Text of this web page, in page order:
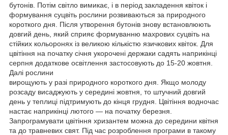
бутонів. Потім світло вимикає, і в період закладення квіток і
формування суцвіть рослини розвиваються за природного
короткого дня. Після утворення бутонів знову встановлюють
довгий день, який сприяє формуванню махрових суцвіть на
стійких кольоронях із великою кількістю язичкових квіток. Для
цвітіння на початку січня укорочені держаки садять наприкінці
серпня додаткове освітлення застосовують до 15-20 жовтня.
Далі рослини
вирощують у разі природного короткого дня. Якщо молоду
розсаду висаджують у середині жовтня, то штучний довгий
день у теплиці підтримують до кінця грудня. Цвітіння водночас
настає наприкінці лютого — на початку березня.
Запрограмувати цвітіння хризантем можна до середини квітня
та до травневих свят. Під час розроблення програми в такому